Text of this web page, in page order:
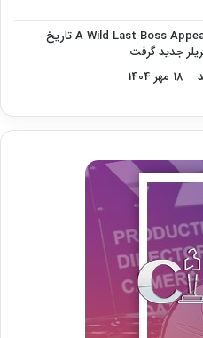
انیمه A Wild Last Boss Appeared تاریخ
جدید گرفت
18 مهر 1404